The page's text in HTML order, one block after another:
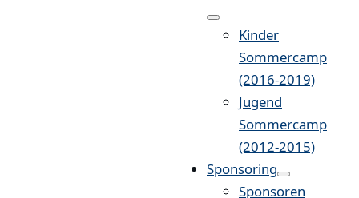
Kinder
Sommercamp
(2016-2019)
Jugend
Sommercamp
(2012-2015)
Sponsoring
Sponsoren